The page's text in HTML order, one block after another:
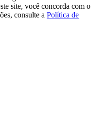
site, você concorda com o
consulte a Política de